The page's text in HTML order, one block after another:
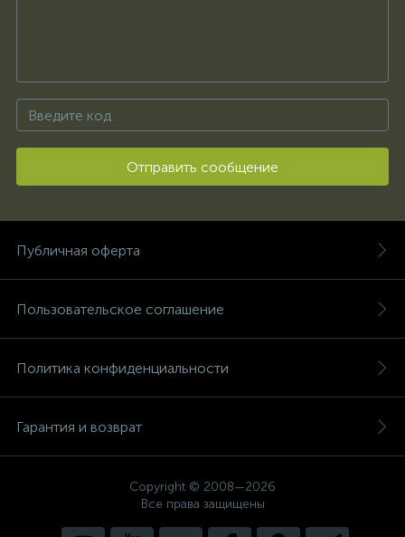
Отправить сообщение
Публичная оферта
Пользовательское соглашение
Политика конфиденциальности
Гарантия и возврат
Copyright © 2008—2026
Все права защищены